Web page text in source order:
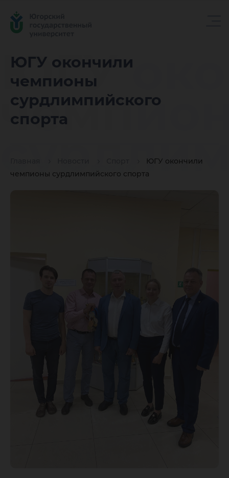
ЮГУ окончили
чемпионы
сурдлимпийского
спорта
ЮГУ окончили
чемпионы сурдлимпийского спорта
ЮГУ
спорта